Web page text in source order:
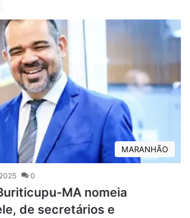
MARANHÃO
0
MA nomeia
de secretários e